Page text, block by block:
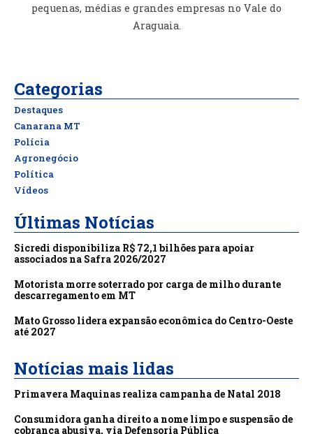
pequenas, médias e grandes empresas no Vale do
Araguaia.
Categorias
Destaques
Canarana MT
Polícia
Agronegócio
Política
Vídeos
Últimas Notícias
Sicredi disponibiliza R$ 72,1 bilhões para apoiar
associados na Safra 2026/2027
Motorista morre soterrado por carga de milho durante
descarregamento em MT
Mato Grosso lidera expansão econômica do Centro-Oeste
até 2027
Notícias mais lidas
Primavera Maquinas realiza campanha de Natal 2018
Consumidora ganha direito a nome limpo e suspensão de
cobrança abusiva, via Defensoria Pública